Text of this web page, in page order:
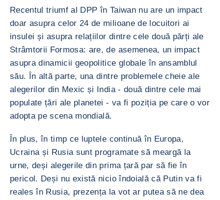
Recentul triumf al DPP în Taiwan nu are un impact
doar asupra celor 24 de milioane de locuitori ai
insulei și asupra relațiilor dintre cele două părți ale
Strâmtorii Formosa: are, de asemenea, un impact
asupra dinamicii geopolitice globale în ansamblul
său. În altă parte, una dintre problemele cheie ale
alegerilor din Mexic și India - două dintre cele mai
populate țări ale planetei - va fi poziția pe care o vor
adopta pe scena mondială.
În plus, în timp ce luptele continuă în Europa,
Ucraina și Rusia sunt programate să meargă la
urne, deși alegerile din prima țară par să fie în
pericol. Deși nu există nicio îndoială că Putin va fi
reales în Rusia, prezența la vot ar putea să ne dea